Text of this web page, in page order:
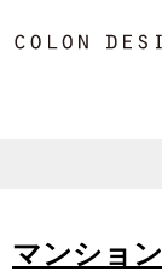
マンショ